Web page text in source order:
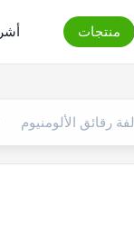
منتجات
لفة رقائق الألومنيوم